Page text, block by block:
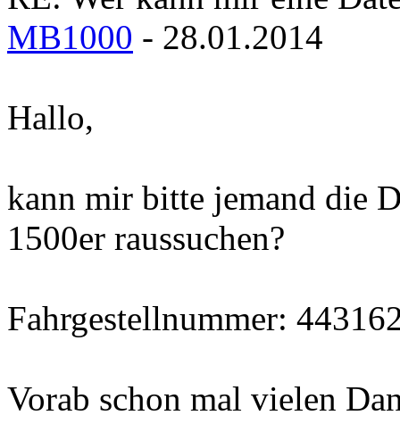
MB1000 - 28.01.2014
Hallo,
kann mir bitte jemand die
1500er raussuchen?
Fahrgestellnummer:
Vorab schon mal vielen